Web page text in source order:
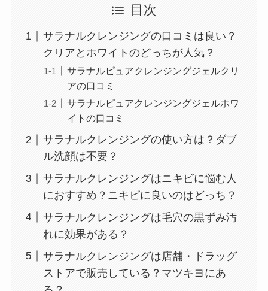
目次
サラナルクレンジングの口コミは良い？
クリアとホワイトのどっちが人気？
サラナルピュアクレンジングジェルクリ
アの口コミ
サラナルピュアクレンジングジェルホワ
イトの口コミ
サラナルクレンジングの使い方は？ダブ
ル洗顔は不要？
サラナルクレンジングはニキビに悩む人
におすすめ？ニキビに良いのはどっち？
サラナルクレンジングは毛穴の黒ずみ汚
れに効果がある？
サラナルクレンジングは店舗・ドラッグ
ストアで販売している？マツキヨにあ